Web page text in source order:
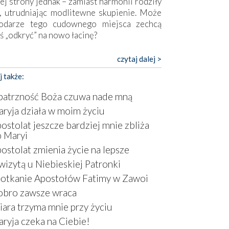
utrudniając modlitewne skupienie. Może
tego cudownego miejsca zechcą
„odkryć” na nowo łacinę?
duch współczesności daje też w
znać o sobie w sposób widoczny gołym
Niby w trosce o prostotę i skromność
się on jak może zasłonić sanktuarium,
wokół betonowe bryły, z których
nawet zostały poświęcone jako miejsca
kultu. Tylko co wspólnego z żywą,
wiarą mogą mieć płaskie, szare
albo kaplice, w których Tabernakulum
bardziej skrzynkę na narzędzia? Albo
o ustawionym tuż przy nowej
wielkim krzyżu, na którym zamiast
umieszczono dziwaczną postać jakby
ze starożytnych hieroglifów? W
kontekście naszych czasów to raczej
czytaj dalej >
także:
Boża czuwa nade mną
działa w moim życiu
jeszcze bardziej mnie zbliża
Maryi
zmienia życie na lepsze
u Niebieskiej Patronki
Apostołów Fatimy w Zawoi
zawsze wraca
trzyma mnie przy życiu
czeka na Ciebie!